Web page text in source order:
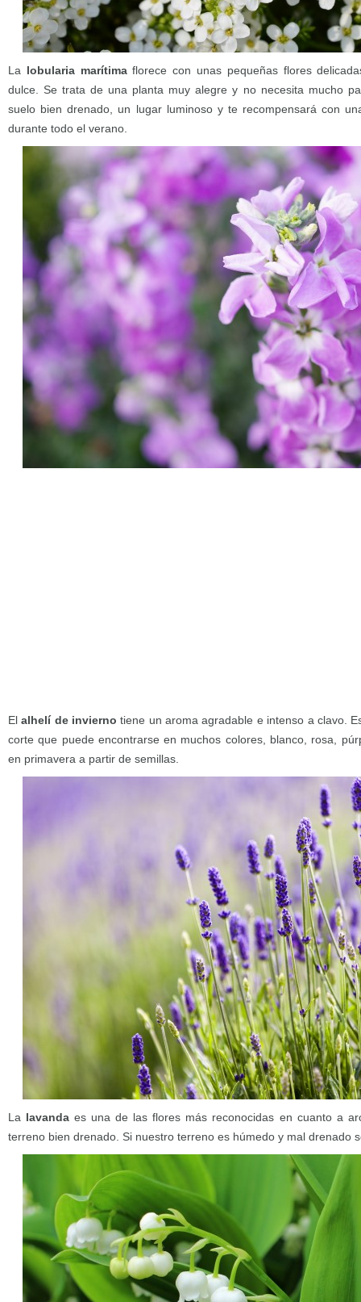
La lobularia marítimaflorece con unas pequeñas flores
dulce. Se trata de una planta muy alegre y no necesita mucho
suelo bien drenado, un lugar luminoso y te recompensará con
durante todo el verano.
Elalhelí de invierno tiene un aroma agradable e intenso a clavo.
corte que puede encontrarse en muchos colores, blanco, rosa,
en primavera a partir de semillas.
La lavanda es una de las flores más reconocidas en cuanto a
terreno bien drenado. Si nuestro terreno es húmedo y mal drenado